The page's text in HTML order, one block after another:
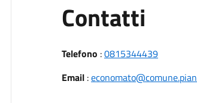
Contatti
Telefono :0815344439
Email: